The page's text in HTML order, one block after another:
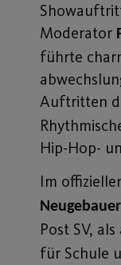
Moderator
führte
Auftritten
Hip-Hop-
Im
Neugebauer
Post SV,
für Schule